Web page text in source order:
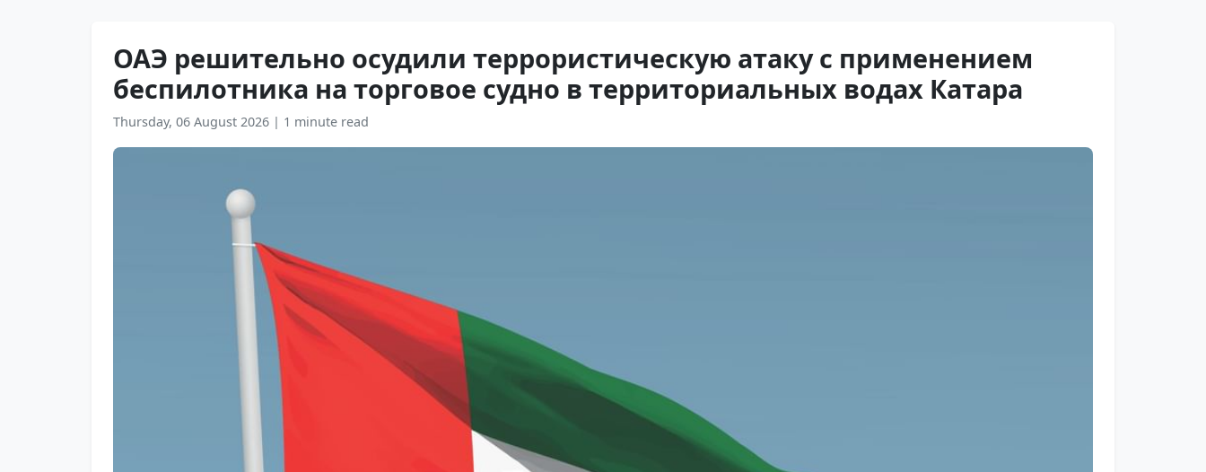
ОАЭ решительно осудили террористическую атаку с применением
беспилотника на торговое судно в территориальных водах Катара
Thursday, 06 August 2026 | 1 minute read